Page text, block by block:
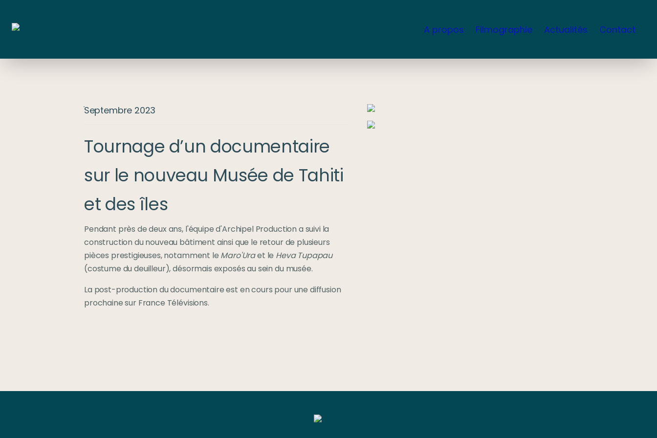
A propos Filmographie Actualités Contact
ׁׁSeptembre 2023
Tournage d’un documentaire
sur le nouveau Musée de Tahiti
et des îles
Pendant près de deux ans, l'équipe d'Archipel Production a suivi la
construction du nouveau bâtiment ainsi que le retour de plusieurs
pièces prestigieuses, notamment le Maro'Ura et le Heva Tupapau
(costume du deuilleur), désormais exposés au sein du musée.
La post-production du documentaire est en cours pour une diffusion
prochaine sur France Télévisions.